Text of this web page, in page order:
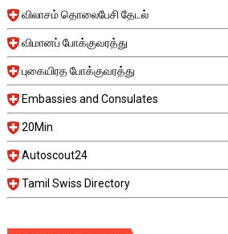
விலாசம் தொலைபேசி தேடல்
விமானப் போக்குவரத்து
புகையிரத போக்குவரத்து
Embassies and Consulates
20Min
Autoscout24
Tamil Swiss Directory